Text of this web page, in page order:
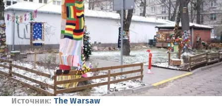
Источник: The Warsaw